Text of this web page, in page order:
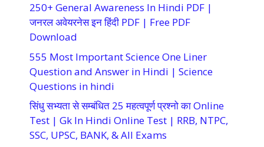
250+ General Awareness In Hindi PDF |
जनरल अवेयरनेस इन हिंदी PDF | Free PDF
Download
555 Most Important Science One Liner
Question and Answer in Hindi | Science
Questions in hindi
सिंधु सभ्यता से सम्बंधित 25 महत्वपूर्ण प्रश्नो का Online
Test | Gk In Hindi Online Test | RRB, NTPC,
SSC, UPSC, BANK, & All Exams